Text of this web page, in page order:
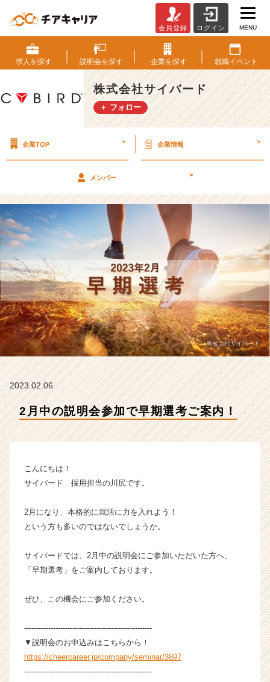
月
中
の
説
明
会
早
考
ご
内！
【株
式
会
社
サ
イ
バ
ー
ド
ラ
チ
ー・
成
企
業
ス
ウ
ト
が
会員登録 ログイン MENU
求人を探す 説明会を探す 企業を探す 就職イベント
株式会社サイバード
＋ フォロー
企業TOP > 企業情報 >
メンバー >
2023.02.06
2月中の説明会参加で早期選考ご案内！
こんにちは！
サイバード 採用担当の川尻です。
2月になり、本格的に就活に力を入れよう！
という方も多いのではないでしょうか。
サイバードでは、2月中の説明会にご参加いただいた方へ、
「早期選考」をご案内しております。
ぜひ、この機会にご参加ください。
-----------------------------------------------------
▼説明会のお申込みはこちらから！
https://cheercareer.jp/company/seminar/3897
-----------------------------------------------------